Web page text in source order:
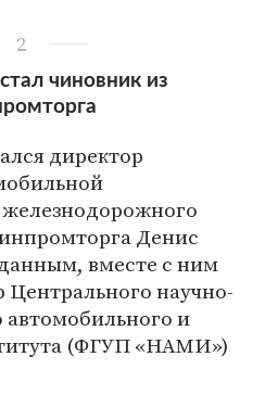
2
чиновник из
директор
Денис
вместе с ним
Центрального научно-
автомобильного и
(ФГУП «НАМИ»)